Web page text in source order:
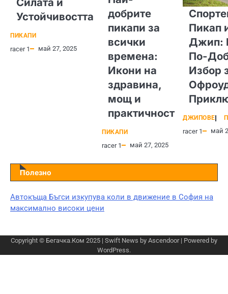
Устойчивостта
ПИКАПИ
racer 1 май 27, 2025
добрите
пикапи за
всички
времена:
Икони на
здравина,
мощ и
практичност
ПИКАПИ
racer 1 май 27, 2025
Пикап
Джип:
По-
Избор
ДЖИПОВЕ
racer 1 май
Полезно
Автокъща Бъгси изкупува коли в движение в София на
максимално високи цени
Copyright © Бегачка.Ком 2025 | Swift News by Ascendoor| Powered by
WordPress.